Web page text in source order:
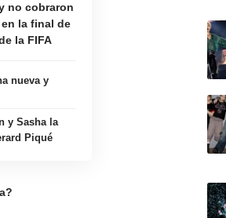
no cobraron
la final de
la FIFA
nueva y
y Sasha la
Piqué